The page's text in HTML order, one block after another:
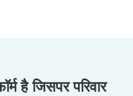
है जिसपर परिवार